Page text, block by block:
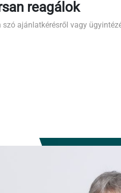
reagálok
szó ajánlatkérésről vagy